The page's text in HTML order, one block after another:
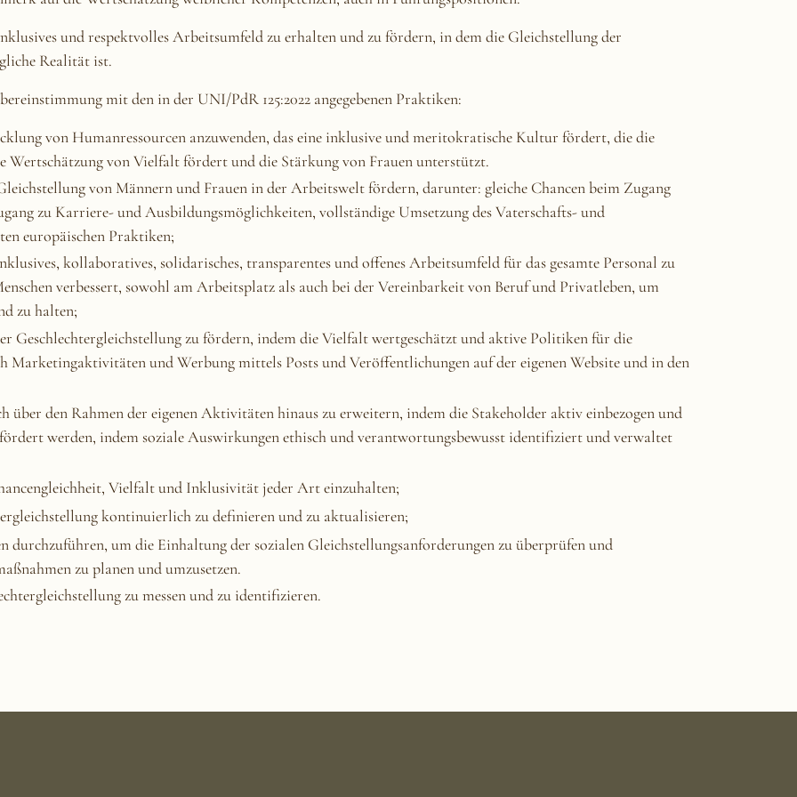
und respektvolles Arbeitsumfeld zu erhalten und zu fördern, in dem die Gleichstellung der
Realität ist.
mit den in der UNI/PdR 125:2022 angegebenen Praktiken:
von Humanressourcen anzuwenden, das eine inklusive und meritokratische Kultur fördert, die die
Wertschätzung von Vielfalt fördert und die Stärkung von Frauen unterstützt.
von Männern und Frauen in der Arbeitswelt fördern, darunter: gleiche Chancen beim Zugang
zu Karriere- und Ausbildungsmöglichkeiten, vollständige Umsetzung des Vaterschafts- und
europäischen Praktiken;
kollaboratives, solidarisches, transparentes und offenes Arbeitsumfeld für das gesamte Personal zu
verbessert, sowohl am Arbeitsplatz als auch bei der Vereinbarkeit von Beruf und Privatleben, um
zu halten;
Geschlechtergleichstellung zu fördern, indem die Vielfalt wertgeschätzt und aktive Politiken für die
Marketingaktivitäten und Werbung mittels Posts und Veröffentlichungen auf der eigenen Website und in den
über den Rahmen der eigenen Aktivitäten hinaus zu erweitern, indem die Stakeholder aktiv einbezogen und
werden, indem soziale Auswirkungen ethisch und verantwortungsbewusst identifiziert und verwaltet
Vielfalt und Inklusivität jeder Art einzuhalten;
kontinuierlich zu definieren und zu aktualisieren;
um die Einhaltung der sozialen Gleichstellungsanforderungen zu überprüfen und
zu planen und umzusetzen.
zu messen und zu identifizieren.